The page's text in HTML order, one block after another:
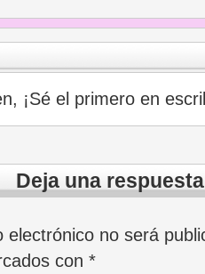
¡Sé el primero en
Deja una respuesta
electrónico no será
con *